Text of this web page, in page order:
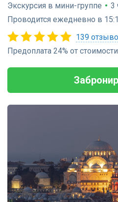
Экскурсия в мини-группе • 3
Проводится ежедневно в
139
Предоплата 24% от стоимости